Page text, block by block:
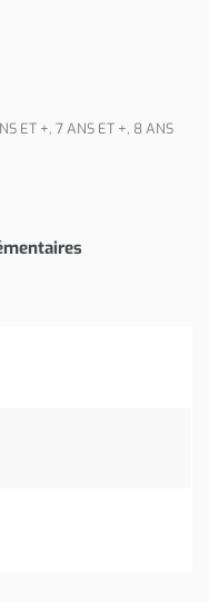
ET +, 7 ANS ET +, 8 ANS